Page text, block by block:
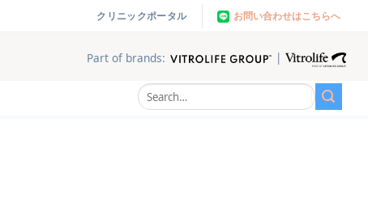
クリニックポータル お問い合わせはこちらへ
Part of brands: |